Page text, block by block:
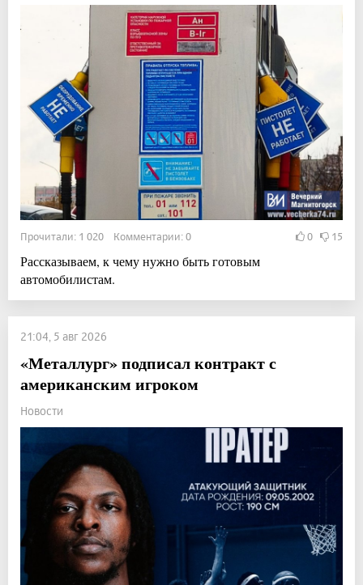
Прочитали: 1 020 Комментарии: 0 0 15
Рассказываем, к чему нужно быть готовым
автомобилистам.
21:04, 5 авг 2026
«Металлург» подписал контракт с
американским игроком
Новости